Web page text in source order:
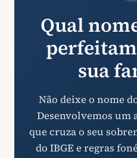
Qual
sua
Não deixe o nome
Desenvolvemos
que cruza o seu
do IBGE e regras